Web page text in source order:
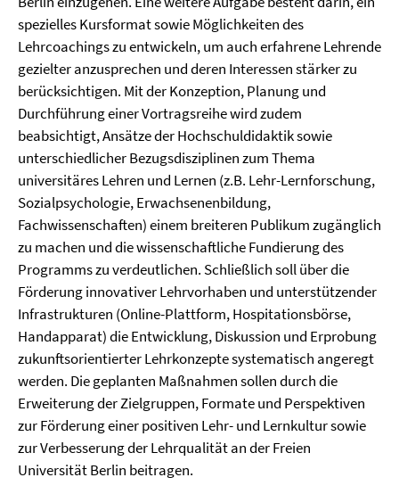
spezielles Kursformat sowie Möglichkeiten des
Lehrcoachings zu entwickeln, um auch erfahrene Lehrende
gezielter anzusprechen und deren Interessen stärker zu
berücksichtigen. Mit der Konzeption, Planung und
Durchführung einer Vortragsreihe wird zudem
beabsichtigt, Ansätze der Hochschuldidaktik sowie
unterschiedlicher Bezugsdisziplinen zum Thema
universitäres Lehren und Lernen (z.B. Lehr-Lernforschung,
Sozialpsychologie, Erwachsenenbildung,
Fachwissenschaften) einem breiteren Publikum zugänglich
zu machen und die wissenschaftliche Fundierung des
Programms zu verdeutlichen. Schließlich soll über die
Förderung innovativer Lehrvorhaben und unterstützender
Infrastrukturen (Online-Plattform, Hospitationsbörse,
Handapparat) die Entwicklung, Diskussion und Erprobung
zukunftsorientierter Lehrkonzepte systematisch angeregt
werden. Die geplanten Maßnahmen sollen durch die
Erweiterung der Zielgruppen, Formate und Perspektiven
zur Förderung einer positiven Lehr- und Lernkultur sowie
zur Verbesserung der Lehrqualität an der Freien
Universität Berlin beitragen.